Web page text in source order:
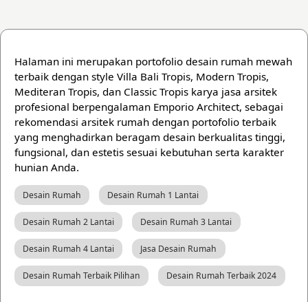
Halaman ini merupakan portofolio desain rumah mewah
terbaik dengan style Villa Bali Tropis, Modern Tropis,
Mediteran Tropis, dan Classic Tropis karya jasa arsitek
profesional berpengalaman Emporio Architect, sebagai
rekomendasi arsitek rumah dengan portofolio terbaik
yang menghadirkan beragam desain berkualitas tinggi,
fungsional, dan estetis sesuai kebutuhan serta karakter
hunian Anda.
Desain Rumah Desain Rumah 1 Lantai
Desain Rumah 2 Lantai Desain Rumah 3 Lantai
Desain Rumah 4 Lantai Jasa Desain Rumah
Desain Rumah Terbaik Pilihan Desain Rumah Terbaik 2024